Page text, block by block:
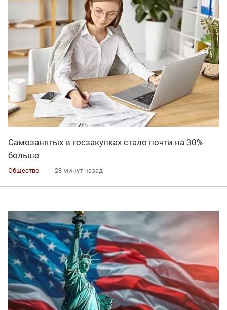
Самозанятых в госзакупках стало почти на 30%
больше
Общество 28 минут назад